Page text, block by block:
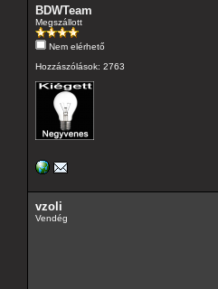
BDWTeam
Megszállott
Nem elérhető
Hozzászólások: 2763
vzoli
Vendég